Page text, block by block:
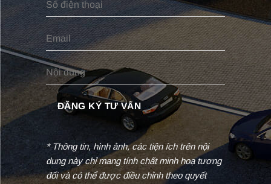
* Thông tin, hình ảnh, các tiện ích trên nội
dung này chỉ mang tính chất minh hoạ tương
đối và có thể được điều chỉnh theo quyết